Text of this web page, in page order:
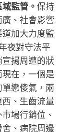
監管。 保持
、社會影響
加大力度監
夜對守法平
揚周遭的狀
在，一個是
戀傻氣，兩
、生齒流量
場行銷位、
、病院周邊